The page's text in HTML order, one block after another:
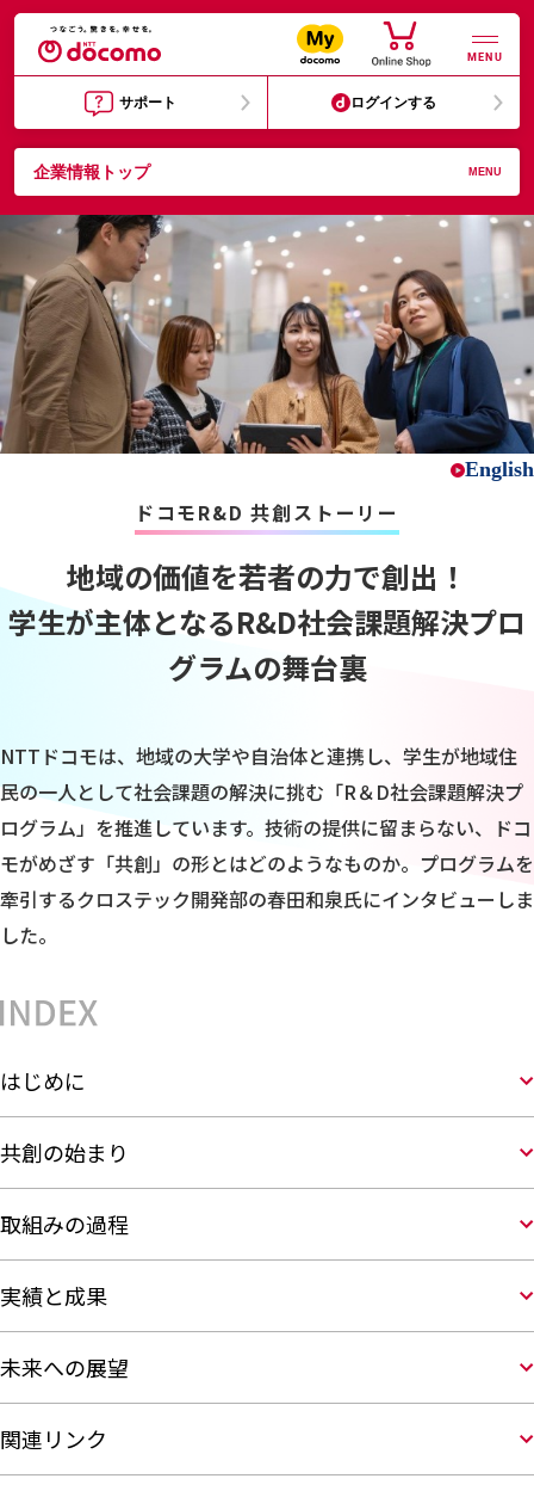
MENU
サポート ログインする
企業情報トップ MENU
English
ドコモR&D 共創ストーリー
地域の価値を若者の力で創出！
学生が主体となるR&D社会課題解決プロ
グラムの舞台裏
はじめに
共創の始まり
取組みの過程
実績と成果
未来への展望
関連リンク
NTTドコモは、地域の大学や自治体と連携し、学生が地域住
民の一人として社会課題の解決に挑む「R＆D社会課題解決プ
ログラム」を推進しています。技術の提供に留まらない、ドコ
モがめざす「共創」の形とはどのようなものか。プログラムを
牽引するクロステック開発部の春田和泉氏にインタビューしま
した。